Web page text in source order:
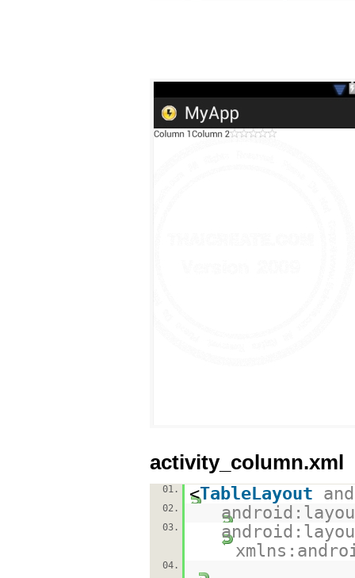
activity_column.xml
01. <TableLayout
02.
03.
04.